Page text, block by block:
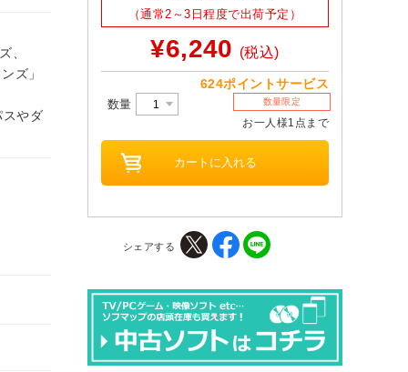
、
ズ」
スやダ
（通常2～3日程度で出荷予定）
¥6,240 (税込)
624ポイントサービス
数量 数量限定
お一人様1点まで
シェアする